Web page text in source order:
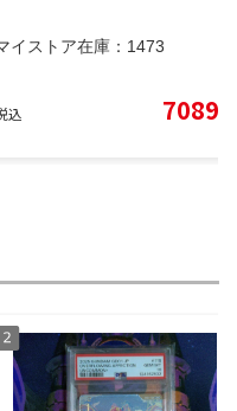
イストア在庫： 1473
込 7089